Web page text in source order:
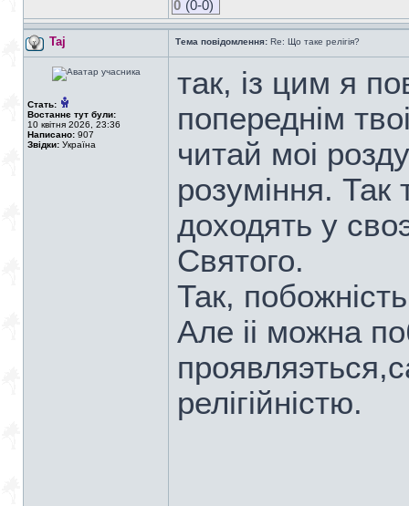
0 (0-0)
Taj Тема повідомлення: Re: Що таке релігія?
Стать:
Востаннє тут були:
10 квітня 2026, 23:36
Написано: 907
Звідки: Україна
так, iз цим я
попереднiм
читай моi
розумiння. Так
доходять у
Святого.
Так,
Але ii можна
релiгiйнiстю.